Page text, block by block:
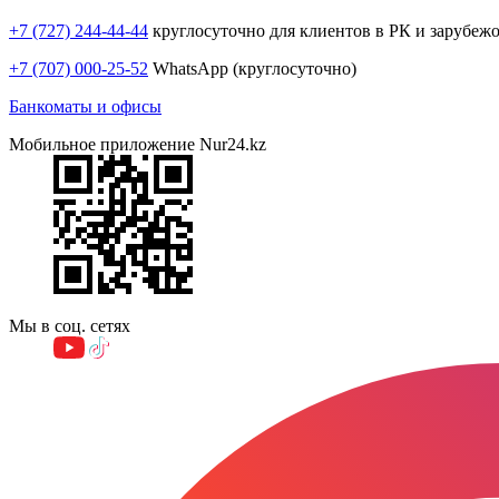
+7 (727) 244-44-44 круглосуточно для клиентов в РК и
+7 (707) 000-25-52 WhatsApp (круглосуточно)
Банкоматы и офисы
Мобильное приложение Nur24.kz
Мы в соц. сетях